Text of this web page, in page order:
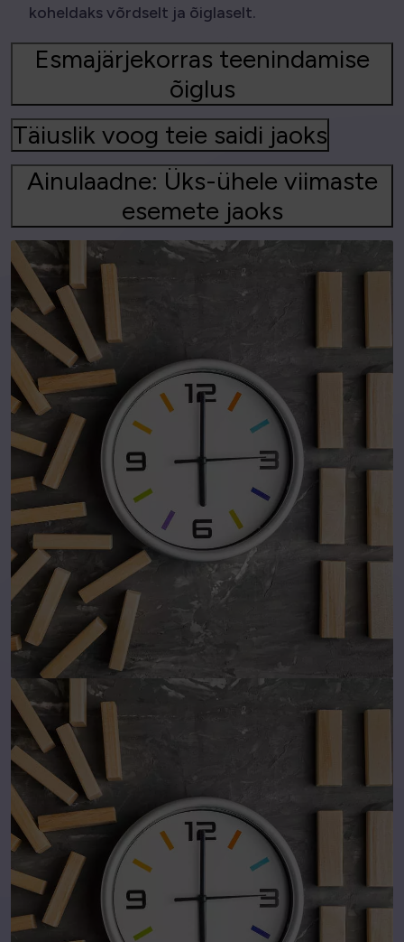
koheldaks võrdselt ja õiglaselt.
Esmajärjekorras teenindamise
õiglus
Täiuslik voog teie saidi jaoks
Ainulaadne: Üks-ühele viimaste
esemete jaoks